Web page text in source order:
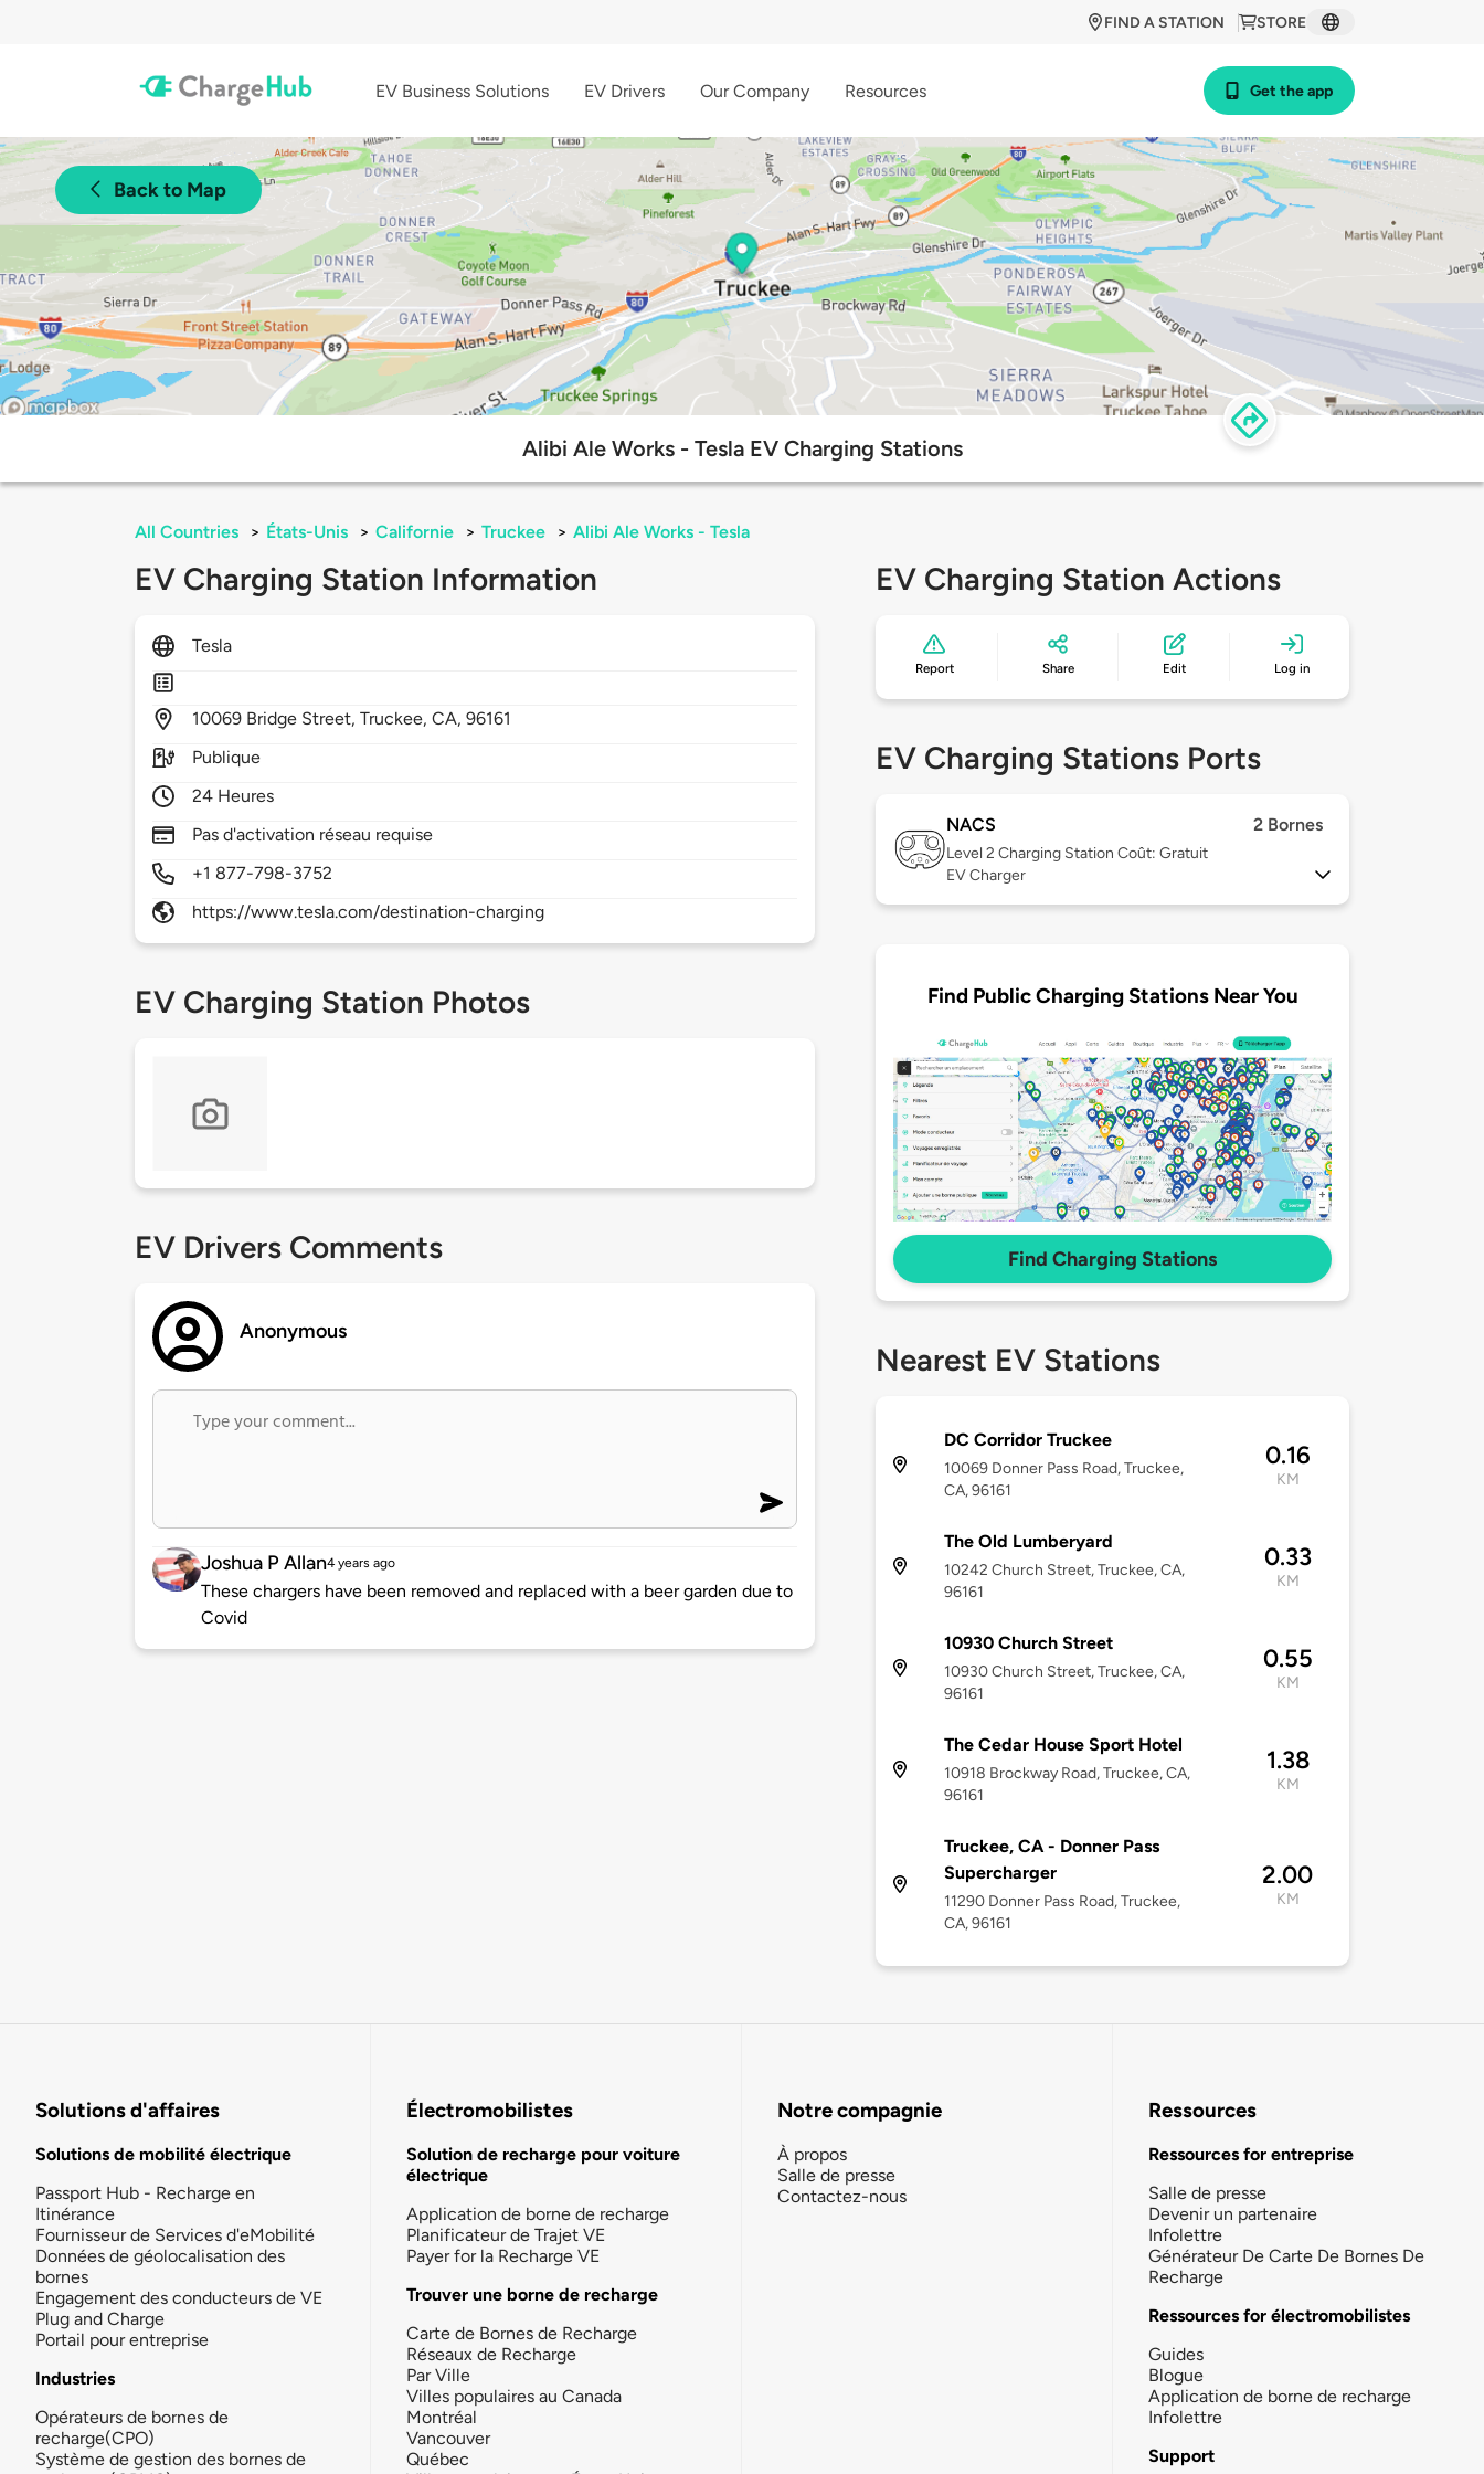
STORE
FIND A STATION
EV Business Solutions EV Drivers Our Company Resources Get the app
Back to Map
Alibi Ale Works - Tesla EV Charging Stations
All Countries > États-Unis > Californie > Truckee > Alibi Ale Works - Tesla
EV Charging Station Information
Tesla
10069 Bridge Street,Truckee,CA,96161
Publique
24 Heures
Pas d'activation réseau requise
+1 877-798-3752
https://www.tesla.com/destination-charging
EV Charging Station Photos
EV Drivers Comments
Anonymous
Joshua P Allan4 years ago
These chargers have been removed and replaced with a beer garden due to
Covid
EV Charging Station Actions
Report Share Edit Log in
EV Charging Stations Ports
NACS 2 Bornes
Level 2 Charging Station Coût: Gratuit
EV Charger
Find Public Charging Stations Near You
Find Charging Stations
Nearest EV Stations
DC Corridor Truckee
10069 Donner Pass Road, Truckee,
CA, 96161
0.16
KM
The Old Lumberyard
10242 Church Street, Truckee, CA,
96161
0.33
KM
10930 Church Street
10930 Church Street, Truckee, CA,
96161
0.55
KM
The Cedar House Sport Hotel
10918 Brockway Road, Truckee, CA,
96161
1.38
KM
Truckee, CA - Donner Pass
Supercharger
11290 Donner Pass Road, Truckee,
CA, 96161
2.00
KM
Solutions d'affaires
Solutions de mobilité électrique
Passport Hub - Recharge en
Itinérance
Fournisseur de Services d'eMobilité
Données de géolocalisation des
bornes
Engagement des conducteurs de VE
Plug and Charge
Portail pour entreprise
Industries
Opérateurs de bornes de
recharge(CPO)
Système de gestion des bornes de
Électromobilistes
Solution de recharge pour voiture
électrique
Application de borne de recharge
Planificateur de Trajet VE
Payer for la Recharge VE
Trouver une borne de recharge
Carte de Bornes de Recharge
Réseaux de Recharge
Par Ville
Villes populaires au Canada
Montréal
Vancouver
Québec
Notre compagnie
À propos
Salle de presse
Contactez-nous
Ressources
Ressources for entreprise
Salle de presse
Devenir un partenaire
Infolettre
Générateur De Carte De Bornes De
Recharge
Ressources for électromobilistes
Guides
Blogue
Application de borne de recharge
Infolettre
Support